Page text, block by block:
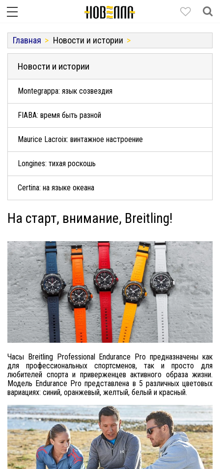
Главная Новости и истории
Новости и истории
Montegrappa: язык созвездия
FIABA: время быть разной
Maurice Lacroix: винтажное настроение
Longines: тихая роскошь
Certina: на языке океана
На старт, внимание, Breitling!
Часы Breitling Professional Endurance Pro предназначены как
для профессиональных спортсменов, так и просто для
любителей спорта и приверженцев активного образа жизни.
Модель Endurance Pro представлена в 5 различных цветовых
вариациях: синий, оранжевый, желтый, белый и красный.